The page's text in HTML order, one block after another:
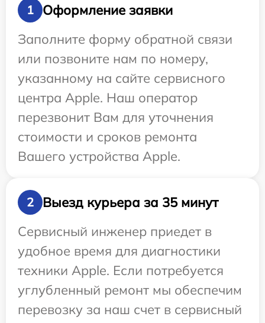
1
Оформление заявки
Заполните форму обратной связи
или позвоните нам по номеру,
указанному на сайте сервисного
центра Apple. Наш оператор
перезвонит Вам для уточнения
стоимости и сроков ремонта
Вашего устройства Apple.
2
Выезд курьера за 35 минут
Сервисный инженер приедет в
удобное время для диагностики
техники Apple. Если потребуется
углубленный ремонт мы обеспечим
перевозку за наш счет в сервисный